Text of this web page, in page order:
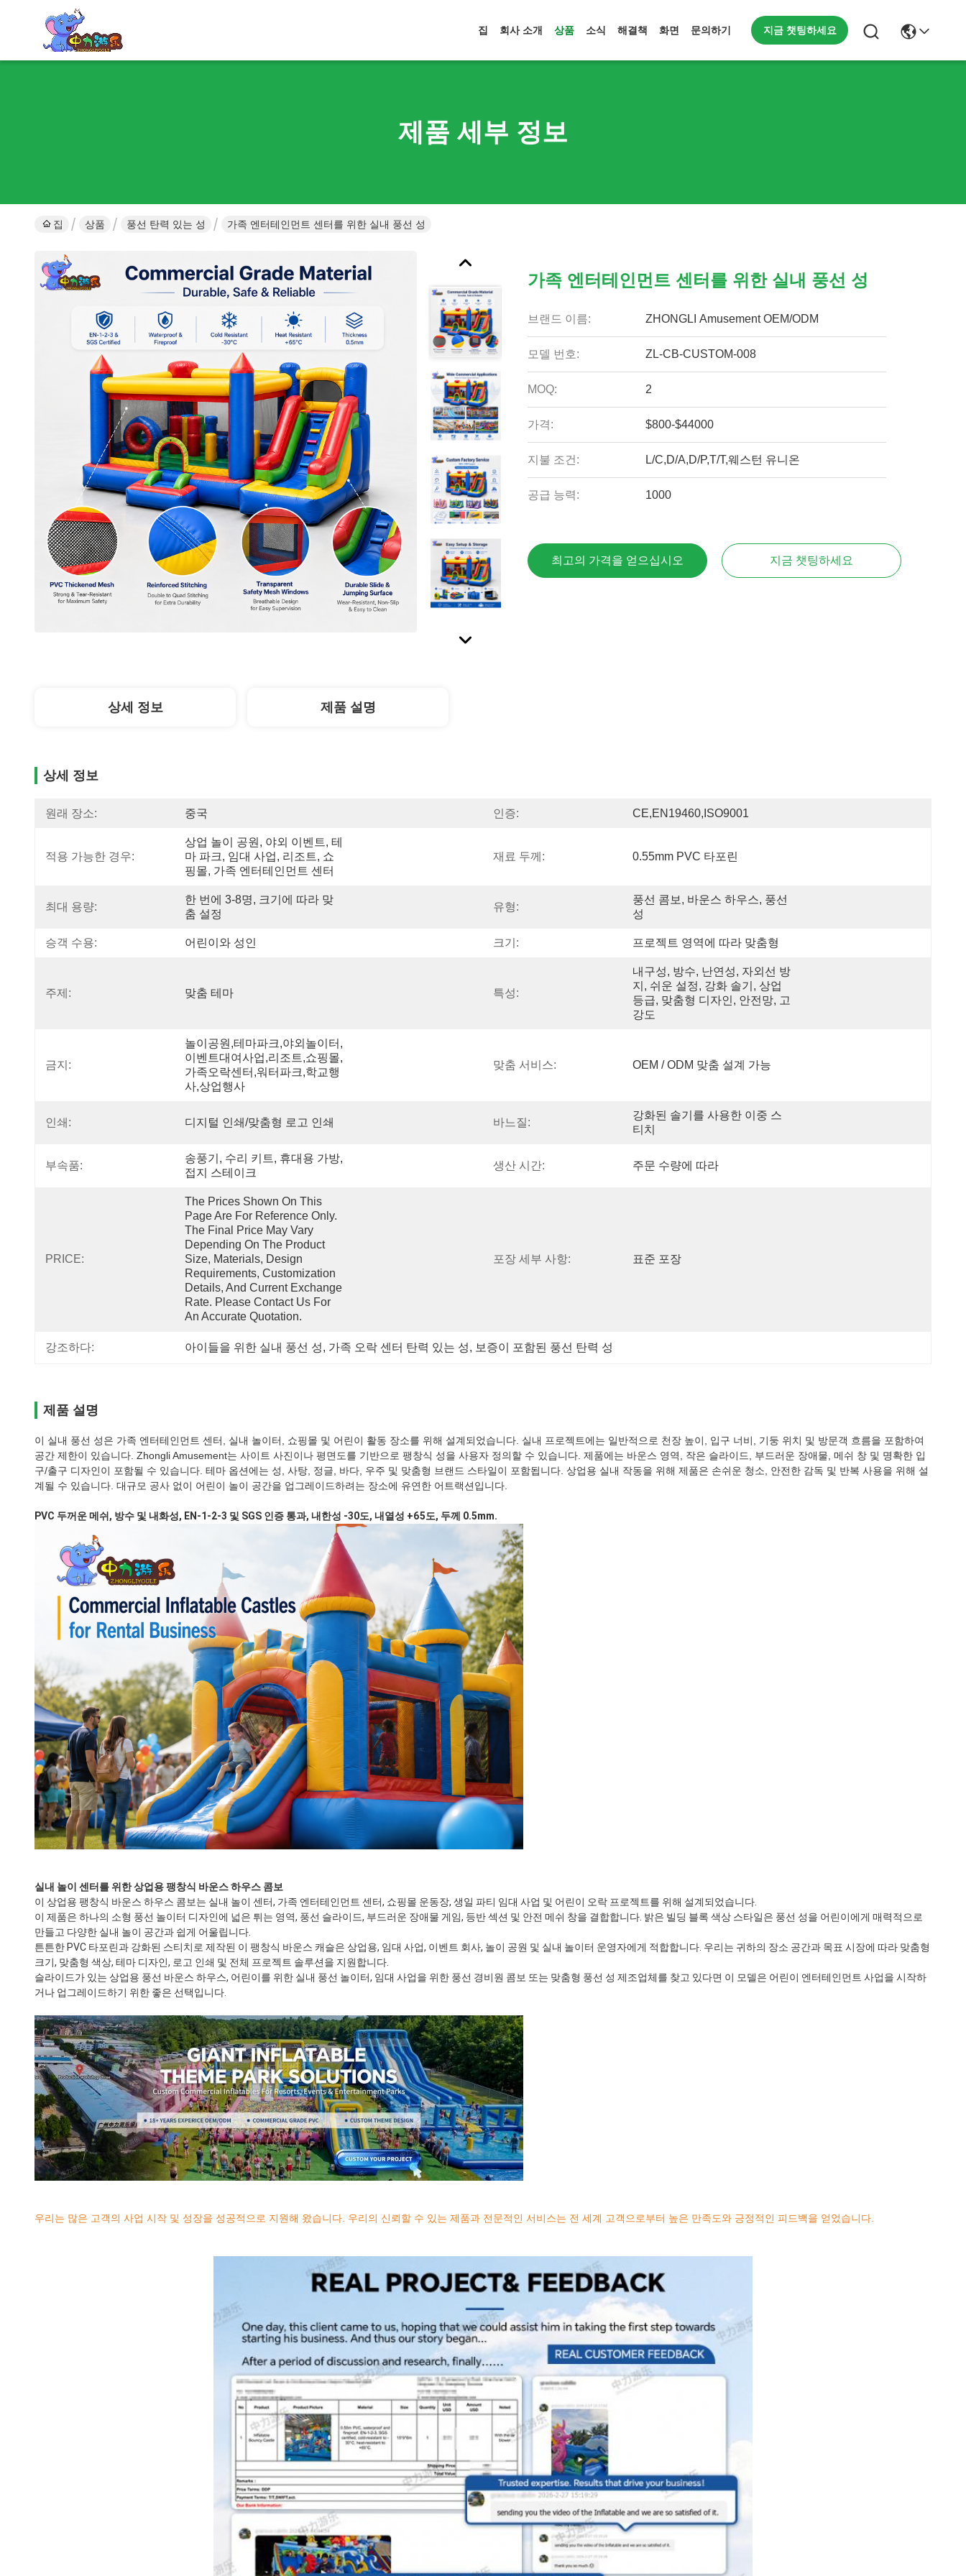
집 회사 소개 상품 소식 해결책 화면 문의하기 지금 챗팅하세요
제품 세부 정보
집 상품 풍선 탄력 있는 성 가족 엔터테인먼트 센터를 위한 실내 풍선 성
가족 엔터테인먼트 센터를 위한 실내 풍선 성
브랜드 이름: ZHONGLI Amusement OEM/ODM
모델 번호: ZL-CB-CUSTOM-008
MOQ: 2
가격: $800-$44000
지불 조건: L/C,D/A,D/P,T/T,웨스턴 유니온
공급 능력: 1000
최고의 가격을 얻으십시오 지금 챗팅하세요
상세 정보 제품 설명
상세 정보
원래 장소: 중국 인증: CE,EN19460,ISO9001
적용 가능한 경우:
상업 놀이 공원, 야외 이벤트, 테
마 파크, 임대 사업, 리조트, 쇼
핑몰, 가족 엔터테인먼트 센터
재료 두께: 0.55mm PVC 타포린
최대 용량:
한 번에 3-8명, 크기에 따라 맞
춤 설정
유형:
풍선 콤보, 바운스 하우스, 풍선
성
승객 수용: 어린이와 성인 크기: 프로젝트 영역에 따라 맞춤형
주제: 맞춤 테마 특성:
내구성, 방수, 난연성, 자외선 방
지, 쉬운 설정, 강화 솔기, 상업
등급, 맞춤형 디자인, 안전망, 고
강도
금지:
놀이공원,테마파크,야외놀이터,
이벤트대여사업,리조트,쇼핑몰,
가족오락센터,워터파크,학교행
사,상업행사
맞춤 서비스: OEM / ODM 맞춤 설계 가능
인쇄: 디지털 인쇄/맞춤형 로고 인쇄 바느질:
강화된 솔기를 사용한 이중 스
티치
부속품:
송풍기, 수리 키트, 휴대용 가방,
접지 스테이크
생산 시간: 주문 수량에 따라
PRICE:
The Prices Shown On This
Page Are For Reference Only.
The Final Price May Vary
Depending On The Product
Size, Materials, Design
Requirements, Customization
Details, And Current Exchange
Rate. Please Contact Us For
An Accurate Quotation.
포장 세부 사항: 표준 포장
강조하다: 아이들을 위한 실내 풍선 성, 가족 오락 센터 탄력 있는 성, 보증이 포함된 풍선 탄력 성
제품 설명
이 실내 풍선 성은 가족 엔터테인먼트 센터, 실내 놀이터, 쇼핑몰 및 어린이 활동 장소를 위해 설계되었습니다. 실내 프로젝트에는 일반적으로 천장 높이, 입구 너비, 기둥 위치 및 방문객 흐름을 포함하여
공간 제한이 있습니다. Zhongli Amusement는 사이트 사진이나 평면도를 기반으로 팽창식 성을 사용자 정의할 수 있습니다. 제품에는 바운스 영역, 작은 슬라이드, 부드러운 장애물, 메쉬 창 및 명확한 입
구/출구 디자인이 포함될 수 있습니다. 테마 옵션에는 성, 사탕, 정글, 바다, 우주 및 맞춤형 브랜드 스타일이 포함됩니다. 상업용 실내 작동을 위해 제품은 손쉬운 청소, 안전한 감독 및 반복 사용을 위해 설
계될 수 있습니다. 대규모 공사 없이 어린이 놀이 공간을 업그레이드하려는 장소에 유연한 어트랙션입니다.
PVC 두꺼운 메쉬, 방수 및 내화성, EN-1-2-3 및 SGS 인증 통과, 내한성 -30도, 내열성 +65도, 두께 0.5mm.
실내 놀이 센터를 위한 상업용 팽창식 바운스 하우스 콤보
이 상업용 팽창식 바운스 하우스 콤보는 실내 놀이 센터, 가족 엔터테인먼트 센터, 쇼핑몰 운동장, 생일 파티 임대 사업 및 어린이 오락 프로젝트를 위해 설계되었습니다.
이 제품은 하나의 소형 풍선 놀이터 디자인에 넓은 튀는 영역, 풍선 슬라이드, 부드러운 장애물 게임, 등반 섹션 및 안전 메쉬 창을 결합합니다. 밝은 빌딩 블록 색상 스타일은 풍선 성을 어린이에게 매력적으로
만들고 다양한 실내 놀이 공간과 쉽게 어울립니다.
튼튼한 PVC 타포린과 강화된 스티치로 제작된 이 팽창식 바운스 캐슬은 상업용, 임대 사업, 이벤트 회사, 놀이 공원 및 실내 놀이터 운영자에게 적합합니다. 우리는 귀하의 장소 공간과 목표 시장에 따라 맞춤형
크기, 맞춤형 색상, 테마 디자인, 로고 인쇄 및 전체 프로젝트 솔루션을 지원합니다.
슬라이드가 있는 상업용 풍선 바운스 하우스, 어린이를 위한 실내 풍선 놀이터, 임대 사업을 위한 풍선 경비원 콤보 또는 맞춤형 풍선 성 제조업체를 찾고 있다면 이 모델은 어린이 엔터테인먼트 사업을 시작하
거나 업그레이드하기 위한 좋은 선택입니다.
우리는 많은 고객의 사업 시작 및 성장을 성공적으로 지원해 왔습니다. 우리의 신뢰할 수 있는 제품과 전문적인 서비스는 전 세계 고객으로부터 높은 만족도와 긍정적인 피드백을 얻었습니다.